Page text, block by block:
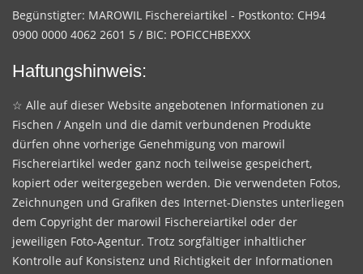
Begünstigter: MAROWIL Fischereiartikel - Postkonto: CH94
0900 0000 4062 2601 5 / BIC: POFICCHBEXXX
Haftungshinweis:
☆ Alle auf dieser Website angebotenen Informationen zu
Fischen / Angeln und die damit verbundenen Produkte
dürfen ohne vorherige Genehmigung von marowil
Fischereiartikel weder ganz noch teilweise gespeichert,
kopiert oder weitergegeben werden. Die verwendeten Fotos,
Zeichnungen und Grafiken des Internet-Dienstes unterliegen
dem Copyright der marowil Fischereiartikel oder der
jeweiligen Foto-Agentur. Trotz sorgfältiger inhaltlicher
Kontrolle auf Konsistenz und Richtigkeit der Informationen